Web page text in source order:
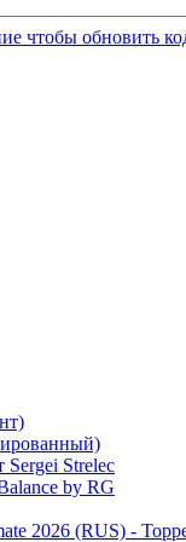
Sergei Strelec
by RG
2026 (RUS) -